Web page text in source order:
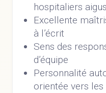
hospitaliers
Excellente
à l’écrit
Sens des
d’équipe
Personnalité
orientée vers